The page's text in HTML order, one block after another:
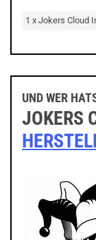
1 x Jokers Cloud
UND WER
JOKERS